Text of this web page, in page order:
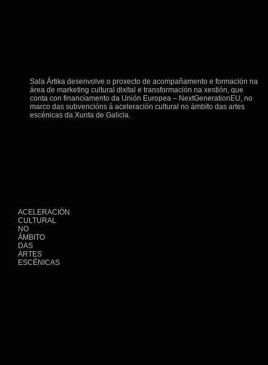
ACELERACIÓN
CULTURAL
NO
ÁMBITO
DAS
ARTES
ESCÉNICAS
Sala Ártika desenvolve o proxecto de acompañamento e formación na
área de marketing cultural dixital e transformación na xestión, que
conta con financiamento da Unión Europea – NextGenerationEU, no
marco das subvencións á aceleración cultural no ámbito das artes
escénicas da Xunta de Galicia.